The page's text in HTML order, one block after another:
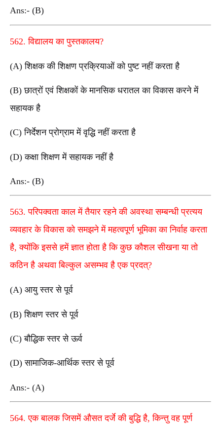
Ans:- (B)
562. विद्यालय का पुस्तकालय?
(A) शिक्षक की शिक्षण प्रक्रियाओं को पुष्ट नहीं करता है
(B) छात्रों एवं शिक्षकों के मानसिक धरातल का विकास करने में
सहायक है
(C) निर्देशन प्रोग्राम में वृद्धि नहीं करता है
(D) कक्षा शिक्षण में सहायक नहीं है
Ans:- (B)
563. परिपक्वता काल में तैयार रहने की अवस्था सम्बन्धी प्रत्यय
व्यवहार के विकास को समझने में महत्वपूर्ण भूमिका का निर्वाह करता
है, क्योंकि इससे हमें ज्ञात होता है कि कुछ कौशल सीखना या तो
कठिन है अथवा बिल्कुल असम्भव है एक प्रदत्?
(A) आयु स्तर से पूर्व
(B) शिक्षण स्तर से पूर्व
(C) बौद्धिक स्तर से ऊर्व
(D) सामाजिक-आर्थिक स्तर से पूर्व
Ans:- (A)
564. एक बालक जिसमें औसत दर्जे की बुद्धि है, किन्तु वह पूर्ण